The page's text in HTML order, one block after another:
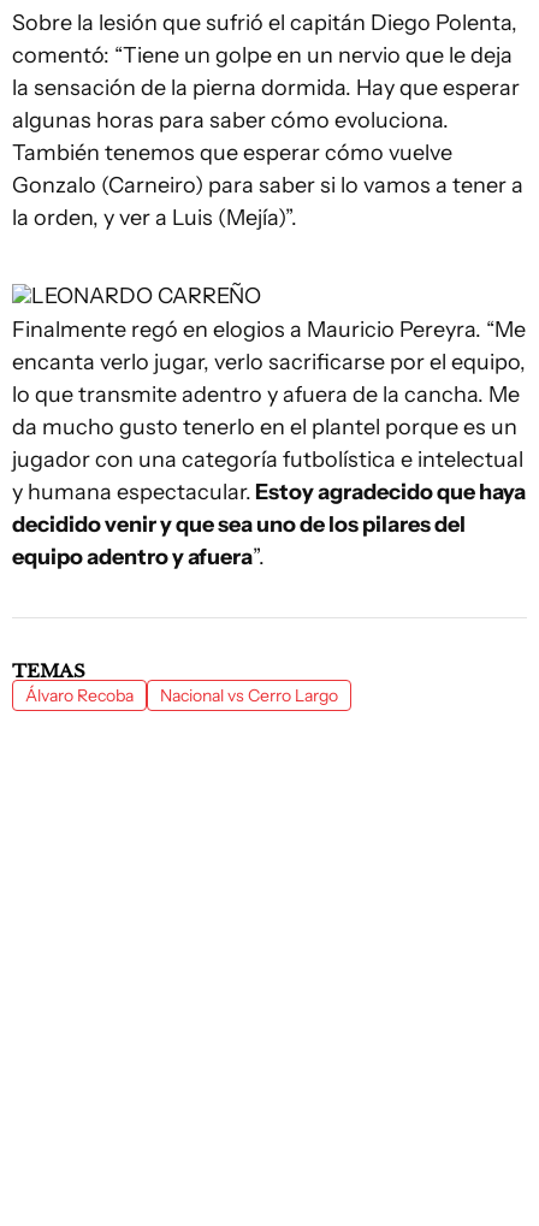
Sobre la lesión que sufrió el capitán Diego Polenta,
comentó: “Tiene un golpe en un nervio que le deja
la sensación de la pierna dormida. Hay que esperar
algunas horas para saber cómo evoluciona.
También tenemos que esperar cómo vuelve
Gonzalo (Carneiro) para saber si lo vamos a tener a
la orden, y ver a Luis (Mejía)”.
LEONARDO CARREÑO
Finalmente regó en elogios a Mauricio Pereyra. “Me
encanta verlo jugar, verlo sacrificarse por el equipo,
lo que transmite adentro y afuera de la cancha. Me
da mucho gusto tenerlo en el plantel porque es un
jugador con una categoría futbolística e intelectual
y humana espectacular. Estoy agradecido que haya
decidido venir y que sea uno de los pilares del
equipo adentro y afuera”.
TEMAS
Álvaro Recoba Nacional vs Cerro Largo